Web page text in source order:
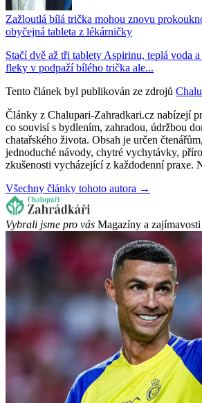
Zažloutlá bílá trička mohou znovu
obyčejná tableta z lékárničky
Stačí dvě až tři tablety Aspirinu, teplá voda
fleky v podpaží bílého trička ale...
Tento článek byl publikován ze zdrojů
Články z Chalupari-Zahradkari.cz nabízejí
co souvisí s bydlením, zahradou, údržbou
chatařského života. Obsah je určen
jednoduché návody, chytré vychytávky,
zkušenosti vycházející z každodenní praxe.
Všechny články tohoto autora →
Vybrali jsme pro vás Magazíny a zajímavosti